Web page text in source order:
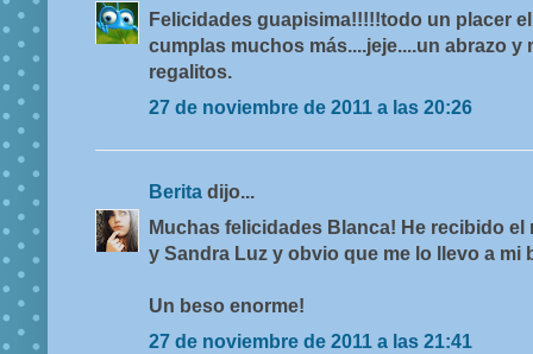
Felicidades guapisima!!!!!todo un placer
cumplas muchos más....jeje....un abrazo y
regalitos.
27 de noviembre de 2011 a las 20:26
Berita dijo...
Muchas felicidades Blanca! He recibido
y Sandra Luz y obvio que me lo llevo a mi
Un beso enorme!
27 de noviembre de 2011 a las 21:41